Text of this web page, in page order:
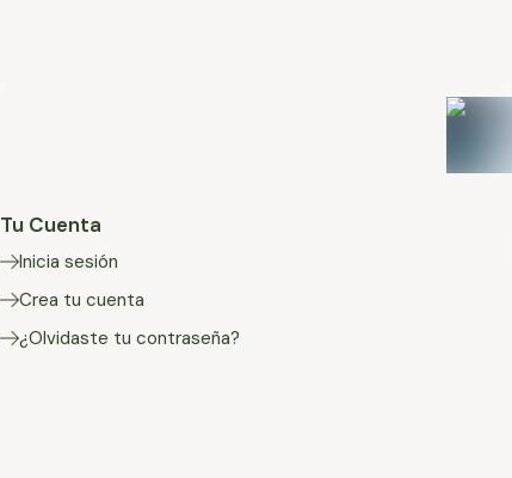
Tu Cuenta
Inicia sesión
Crea tu cuenta
¿Olvidaste tu contraseña?